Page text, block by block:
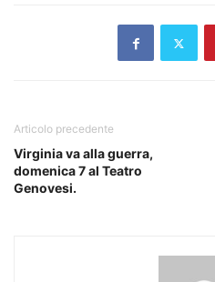
Articolo precedente
Virginia va alla guerra,
domenica 7 al Teatro
Genovesi.